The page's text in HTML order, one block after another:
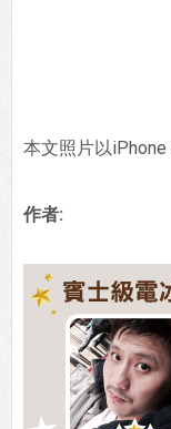
本文照片以iPhone
作者: